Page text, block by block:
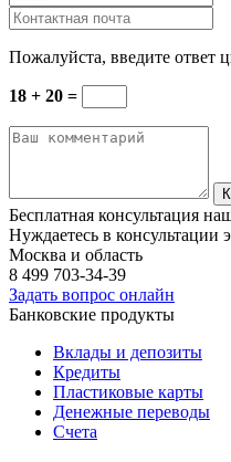
Пожалуйста, введите ответ
18 + 20 =
Бесплатная консультация
Нуждаетесь в консультации
Москва и область
8 499 703-34-39
Задать вопрос онлайн
Банковские продукты
Вклады и депозиты
Кредиты
Пластиковые карты
Денежные переводы
Счета